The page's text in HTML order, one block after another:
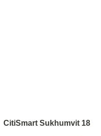
CitiSmart Sukhumvit 18